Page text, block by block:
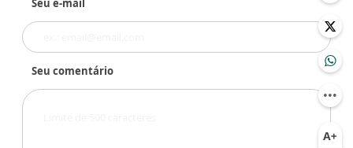
Seu e-mail
Seu comentário